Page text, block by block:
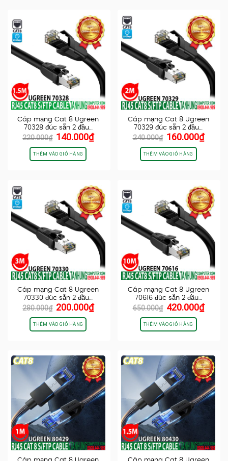
Cáp mạng Cat 8 Ugreen
70328 đúc sẵn 2 đầu…
220.000₫ Giá
gốc
là:
220.000₫.
140.000₫Giá
THÊM VÀO GIỎ HÀNG
Cáp mạng Cat 8 Ugreen
70329 đúc sẵn 2 đầu…
240.000₫ Giá
gốc
là:
240.000₫.
160.000₫Giá
THÊM VÀO GIỎ HÀNG
Cáp mạng Cat 8 Ugreen
70330 đúc sẵn 2 đầu…
280.000₫ Giá
gốc
là:
280.000₫.
200.000₫Giá
THÊM VÀO GIỎ HÀNG
Cáp mạng Cat 8 Ugreen
70616 đúc sẵn 2 đầu…
650.000₫ Giá
gốc
là:
650.000₫.
420.000₫Giá
THÊM VÀO GIỎ HÀNG